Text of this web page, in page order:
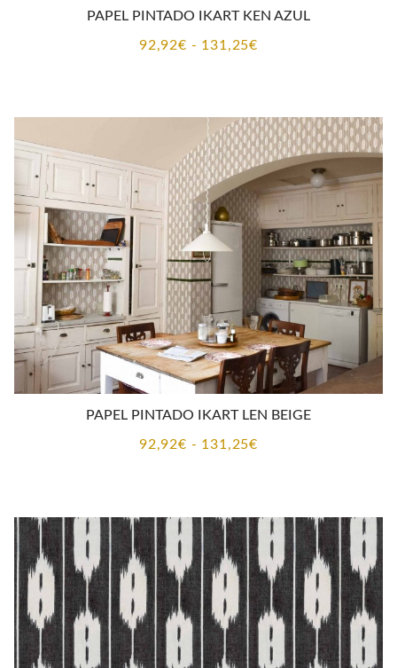
PAPEL PINTADO IKART KEN AZUL
92,92€ - 131,25€Rango
desde
92,92€
hasta
131,25€
PAPEL PINTADO IKART LEN BEIGE
92,92€ - 131,25€Rango
desde
92,92€
hasta
131,25€